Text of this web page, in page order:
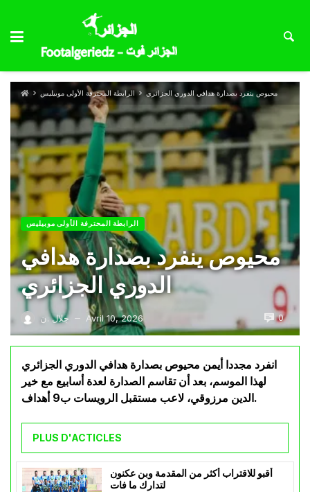
الرابطة المحترفة الأولى موبيليس محيوص ينفرد بصدارة هدافي الدوري الجزائري
الرابطة المحترفة الأولى موبيليس
محيوص ينفرد بصدارة هدافي
الدوري الجزائري
جلال .ن — Avril 10, 2026 0
انفرد مجددا أيمن محيوص بصدارة هدافي الدوري الجزائري
لهذا الموسم، بعد أن تقاسم الصدارة لعدة أسابيع مع خير
الدين مرزوقي، لاعب مستقبل الرويسات ب9 أهداف.
PLUS D'ACTICLES
أقبو للاقتراب أكثر من المقدمة وبن عكنون
لتدارك ما فات